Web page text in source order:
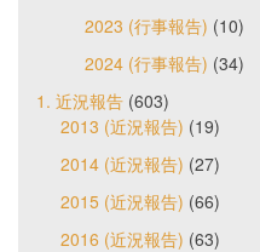
2023 (行事報告) (10)
2024 (行事報告) (34)
1. 近況報告 (603)
2013 (近況報告) (19)
2014 (近況報告) (27)
2015 (近況報告) (66)
2016 (近況報告) (63)